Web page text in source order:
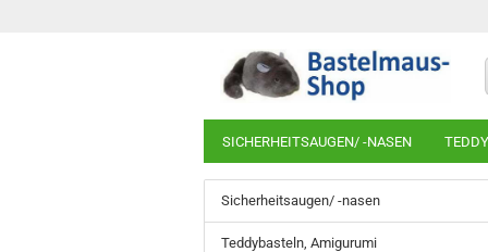
SICHERHEITSAUGEN/ -NASEN
Sicherheitsaugen/ -nasen
Teddybasteln, Amigurumi